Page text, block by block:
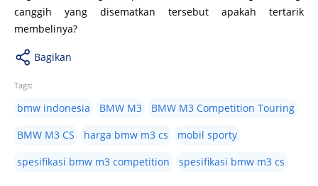
canggih yang disematkan tersebut apakah tertarik
membelinya?
Bagikan
Tags:
bmw indonesia BMW M3
BMW M3 Competition Touring
BMW M3 CS
harga bmw m3 cs
mobil sporty
spesifikasi bmw m3 competition
spesifikasi bmw m3 cs